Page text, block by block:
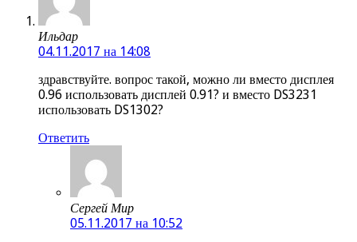
Ильдар
04.11.2017 на 14:08
здравствуйте. вопрос такой, можно ли вместо дисплея
0.96 использовать дисплей 0.91? и вместо DS3231
использовать DS1302?
Ответить
Сергей Мир
05.11.2017 на 10:52